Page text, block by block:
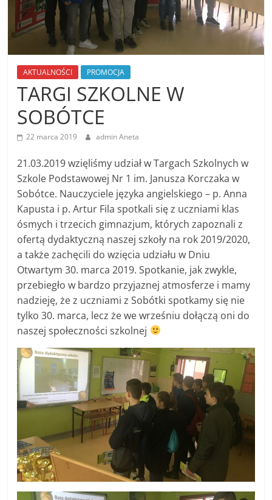
AKTUALNOŚCI PROMOCJA
TARGI SZKOLNE W
SOBÓTCE
22 marca 2019 admin Aneta
21.03.2019 wzięliśmy udział w Targach Szkolnych w
Szkole Podstawowej Nr 1 im. Janusza Korczaka w
Sobótce. Nauczyciele języka angielskiego – p. Anna
Kapusta i p. Artur Fila spotkali się z uczniami klas
ósmych i trzecich gimnazjum, których zapoznali z
ofertą dydaktyczną naszej szkoły na rok 2019/2020,
a także zachęcili do wzięcia udziału w Dniu
Otwartym 30. marca 2019. Spotkanie, jak zwykle,
przebiegło w bardzo przyjaznej atmosferze i mamy
nadzieję, że z uczniami z Sobótki spotkamy się nie
tylko 30. marca, lecz że we wrześniu dołączą oni do
naszej społeczności szkolnej